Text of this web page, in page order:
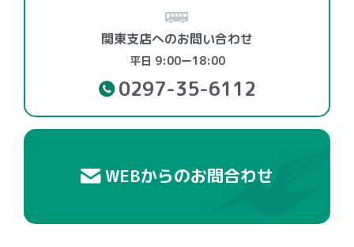
関東支店へのお問い合わせ
平日 9:00ー18:00
0297-35-6112
WEBからのお問合わせ